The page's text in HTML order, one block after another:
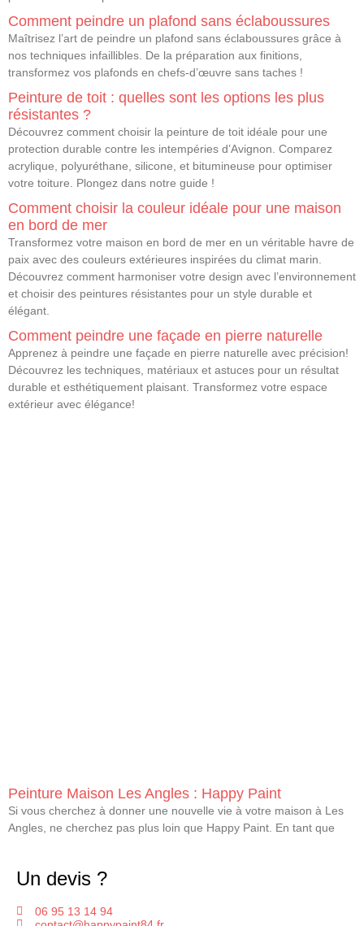
Un devis ?
06 95 13 14 94
Comment peindre un plafond sans éclaboussures
Maîtrisez l’art de peindre un plafond sans éclaboussures grâce à
nos techniques infaillibles. De la préparation aux finitions,
transformez vos plafonds en chefs-d’œuvre sans taches !
Peinture de toit : quelles sont les options les plus
résistantes ?
Découvrez comment choisir la peinture de toit idéale pour une
protection durable contre les intempéries d’Avignon. Comparez
acrylique, polyuréthane, silicone, et bitumineuse pour optimiser
votre toiture. Plongez dans notre guide !
Comment choisir la couleur idéale pour une maison
en bord de mer
Transformez votre maison en bord de mer en un véritable havre de
paix avec des couleurs extérieures inspirées du climat marin.
Découvrez comment harmoniser votre design avec l’environnement
et choisir des peintures résistantes pour un style durable et
élégant.
Comment peindre une façade en pierre naturelle
Apprenez à peindre une façade en pierre naturelle avec précision!
Découvrez les techniques, matériaux et astuces pour un résultat
durable et esthétiquement plaisant. Transformez votre espace
extérieur avec élégance!
Peinture Maison Les Angles : Happy Paint
Si vous cherchez à donner une nouvelle vie à votre maison à Les
Angles, ne cherchez pas plus loin que Happy Paint. En tant que